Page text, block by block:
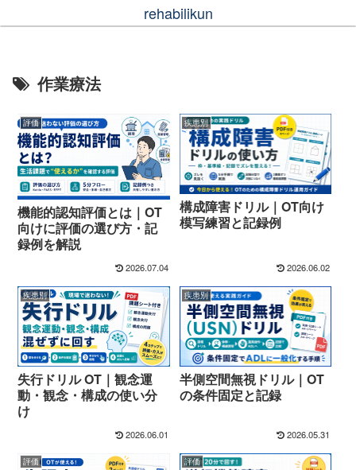
rehabilikun
作業療法
評価
機能的認知評価とは｜OT
向けに評価の選び方・記
録例を解説
2026.07.04
疾患別
構成障害ドリル｜OT向け
模写練習と記録例
2026.06.02
疾患別
失行ドリル OT｜観念運
動・観念・構成の使い分
け
2026.06.01
疾患別
半側空間無視ドリル｜OT
の条件固定と記録
2026.05.31
評価 評価